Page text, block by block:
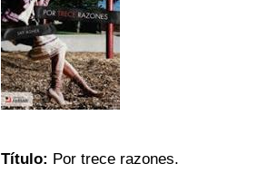
Título: Por trece razones.